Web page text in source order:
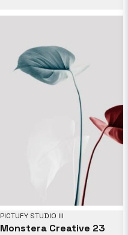
PICTUFY STUDIO III
Monstera Creative 23